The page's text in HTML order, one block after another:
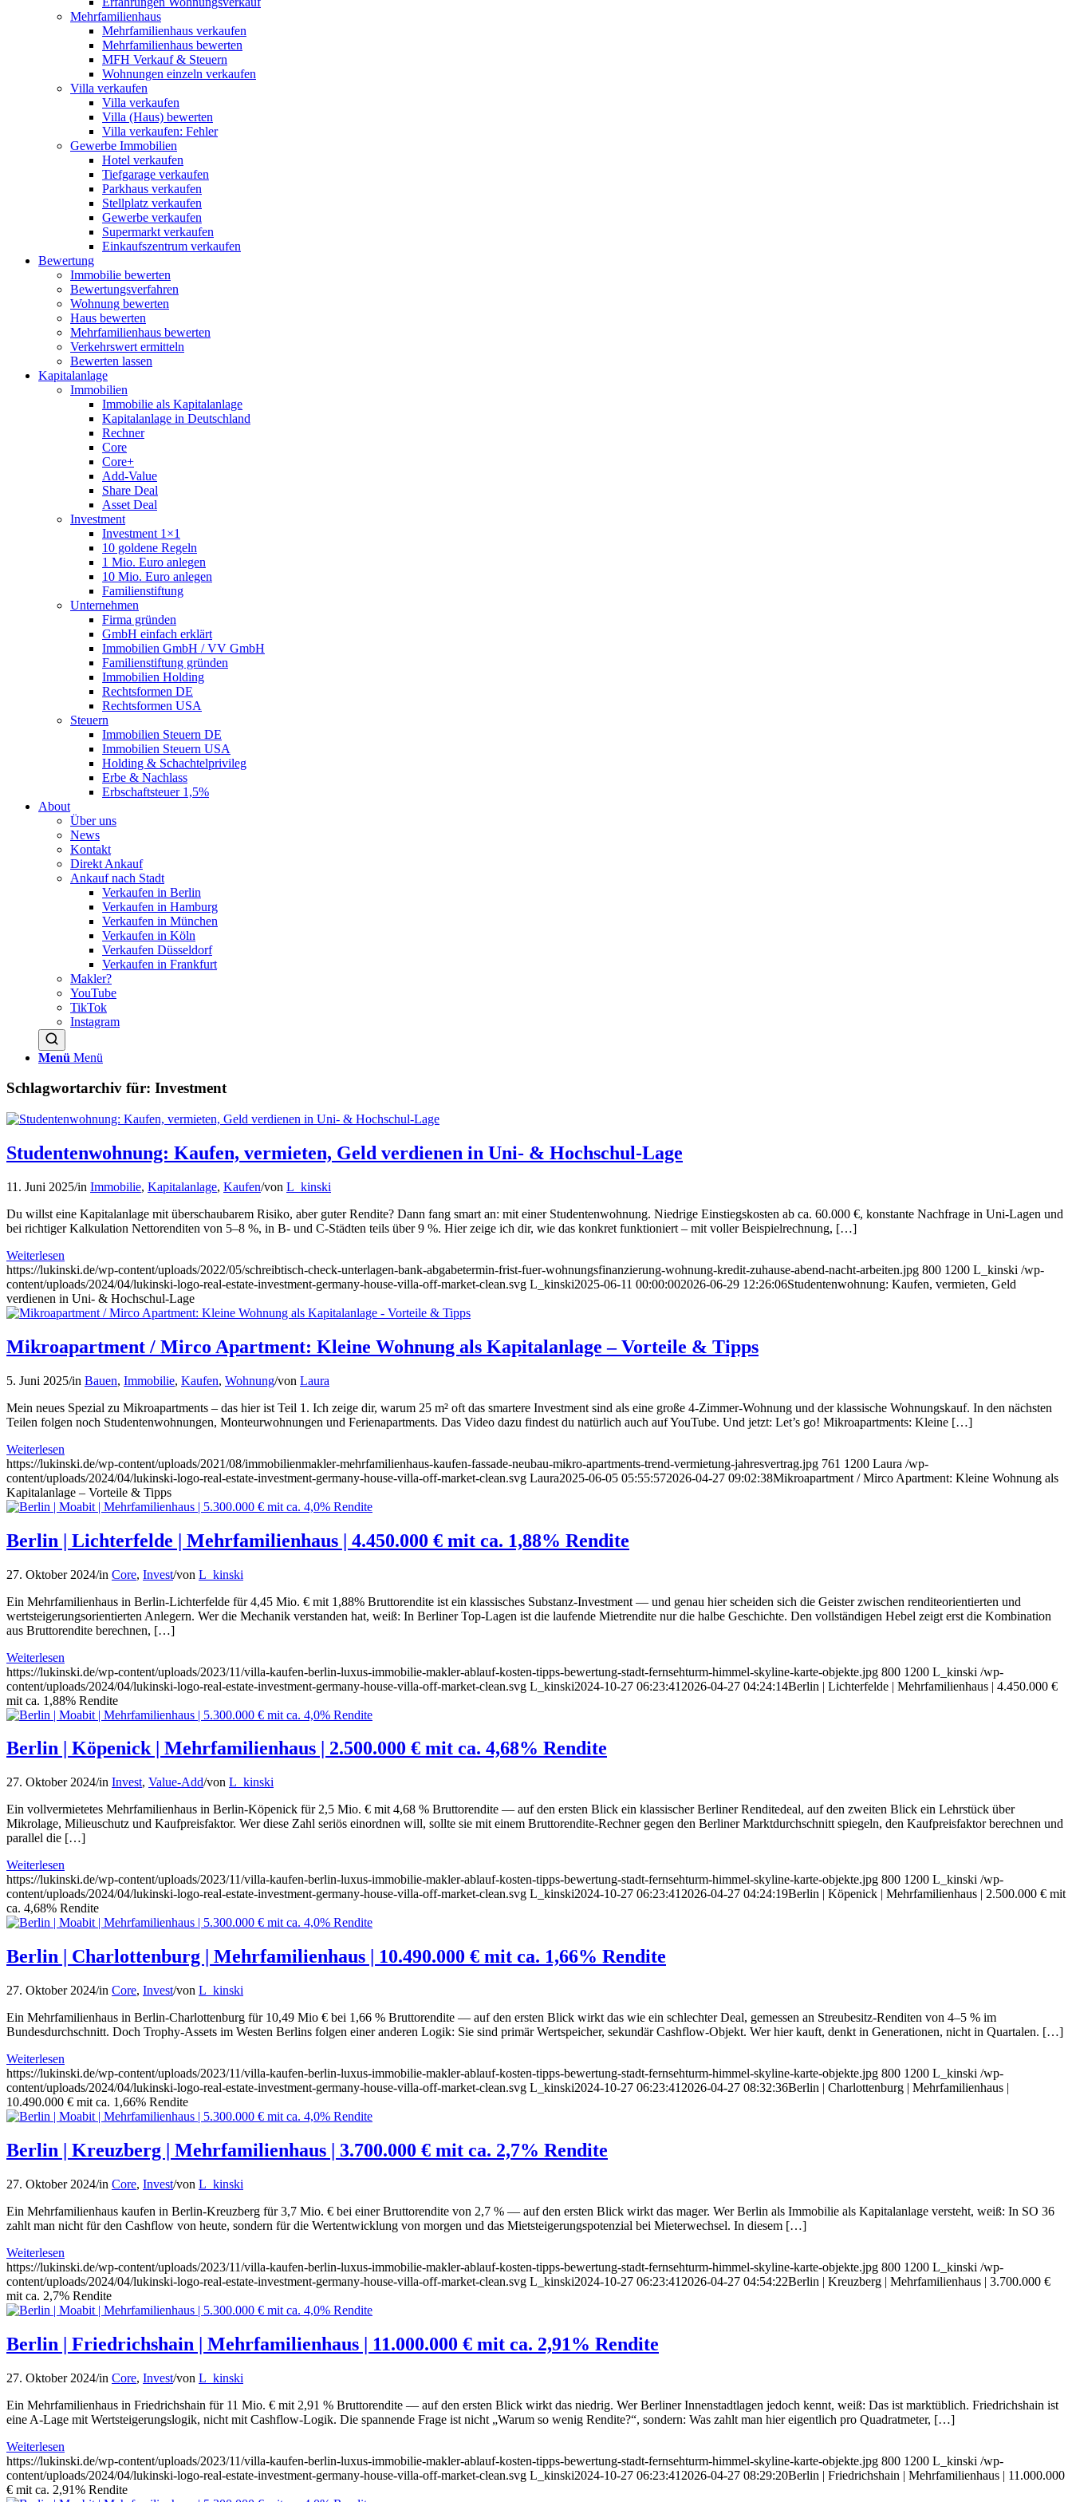
Mehrfamilienhaus
Mehrfamilienhaus verkaufen
Mehrfamilienhaus bewerten
MFH Verkauf & Steuern
Wohnungen einzeln verkaufen
Villa verkaufen
Villa verkaufen
Villa (Haus) bewerten
Villa verkaufen: Fehler
Gewerbe Immobilien
Hotel verkaufen
Tiefgarage verkaufen
Parkhaus verkaufen
Stellplatz verkaufen
Gewerbe verkaufen
Supermarkt verkaufen
Einkaufszentrum verkaufen
Bewertung
Immobilie bewerten
Bewertungsverfahren
Wohnung bewerten
Haus bewerten
Mehrfamilienhaus bewerten
Verkehrswert ermitteln
Bewerten lassen
Kapitalanlage
Immobilien
Immobilie als Kapitalanlage
Kapitalanlage in Deutschland
Rechner
Core
Core+
Add-Value
Share Deal
Asset Deal
Investment
Investment 1×1
10 goldene Regeln
1 Mio. Euro anlegen
10 Mio. Euro anlegen
Familienstiftung
Unternehmen
Firma gründen
GmbH einfach erklärt
Immobilien GmbH / VV GmbH
Familienstiftung gründen
Immobilien Holding
Rechtsformen DE
Rechtsformen USA
Steuern
Immobilien Steuern DE
Immobilien Steuern USA
Holding & Schachtelprivileg
Erbe & Nachlass
Erbschaftsteuer 1,5%
About
Über uns
News
Kontakt
Direkt Ankauf
Ankauf nach Stadt
Verkaufen in Berlin
Verkaufen in Hamburg
Verkaufen in München
Verkaufen in Köln
Verkaufen Düsseldorf
Verkaufen in Frankfurt
Makler?
YouTube
TikTok
Instagram
Menü Menü
Schlagwortarchiv für: Investment
Studentenwohnung: Kaufen, vermieten, Geld verdienen in Uni- & Hochschul-Lage
11. Juni 2025/in Immobilie, Kapitalanlage, Kaufen/von L_kinski
Du willst eine Kapitalanlage mit überschaubarem Risiko, aber guter Rendite? Dann fang smart an: mit einer Studentenwohnung. Niedrige Einstiegskosten ab ca. 60.000 €, konstante Nachfrage in Uni-Lagen und
bei richtiger Kalkulation Nettorenditen von 5–8 %, in B- und C-Städten teils über 9 %. Hier zeige ich dir, wie das konkret funktioniert – mit voller Beispielrechnung, […]
Weiterlesen
https://lukinski.de/wp-content/uploads/2022/05/schreibtisch-check-unterlagen-bank-abgabetermin-frist-fuer-wohnungsfinanzierung-wohnung-kredit-zuhause-abend-nacht-arbeiten.jpg 800 1200 L_kinski /wp-
content/uploads/2024/04/lukinski-logo-real-estate-investment-germany-house-villa-off-market-clean.svg L_kinski2025-06-11 00:00:002026-06-29 12:26:06Studentenwohnung: Kaufen, vermieten, Geld
verdienen in Uni- & Hochschul-Lage
Mikroapartment / Mirco Apartment: Kleine Wohnung als Kapitalanlage – Vorteile & Tipps
5. Juni 2025/in Bauen, Immobilie, Kaufen, Wohnung/von Laura
Mein neues Spezial zu Mikroapartments – das hier ist Teil 1. Ich zeige dir, warum 25 m² oft das smartere Investment sind als eine große 4-Zimmer-Wohnung und der klassische Wohnungskauf. In den nächsten
Teilen folgen noch Studentenwohnungen, Monteurwohnungen und Ferienapartments. Das Video dazu findest du natürlich auch auf YouTube. Und jetzt: Let’s go! Mikroapartments: Kleine […]
Weiterlesen
https://lukinski.de/wp-content/uploads/2021/08/immobilienmakler-mehrfamilienhaus-kaufen-fassade-neubau-mikro-apartments-trend-vermietung-jahresvertrag.jpg 761 1200 Laura /wp-
content/uploads/2024/04/lukinski-logo-real-estate-investment-germany-house-villa-off-market-clean.svg Laura2025-06-05 05:55:572026-04-27 09:02:38Mikroapartment / Mirco Apartment: Kleine Wohnung als
Kapitalanlage – Vorteile & Tipps
Berlin | Lichterfelde | Mehrfamilienhaus | 4.450.000 € mit ca. 1,88% Rendite
27. Oktober 2024/in Core, Invest/von L_kinski
Ein Mehrfamilienhaus in Berlin-Lichterfelde für 4,45 Mio. € mit 1,88% Bruttorendite ist ein klassisches Substanz-Investment — und genau hier scheiden sich die Geister zwischen renditeorientierten und
wertsteigerungsorientierten Anlegern. Wer die Mechanik verstanden hat, weiß: In Berliner Top-Lagen ist die laufende Mietrendite nur die halbe Geschichte. Den vollständigen Hebel zeigt erst die Kombination
aus Bruttorendite berechnen, […]
Weiterlesen
https://lukinski.de/wp-content/uploads/2023/11/villa-kaufen-berlin-luxus-immobilie-makler-ablauf-kosten-tipps-bewertung-stadt-fernsehturm-himmel-skyline-karte-objekte.jpg 800 1200 L_kinski /wp-
content/uploads/2024/04/lukinski-logo-real-estate-investment-germany-house-villa-off-market-clean.svg L_kinski2024-10-27 06:23:41 2026-04-27 04:24:14Berlin | Lichterfelde | Mehrfamilienhaus | 4.450.000 €
mit ca. 1,88% Rendite
Berlin | Köpenick | Mehrfamilienhaus | 2.500.000 € mit ca. 4,68% Rendite
27. Oktober 2024/in Invest, Value-Add/von L_kinski
Ein vollvermietetes Mehrfamilienhaus in Berlin-Köpenick für 2,5 Mio. € mit 4,68 % Bruttorendite — auf den ersten Blick ein klassischer Berliner Renditedeal, auf den zweiten Blick ein Lehrstück über
Mikrolage, Milieuschutz und Kaufpreisfaktor. Wer diese Zahl seriös einordnen will, sollte sie mit einem Bruttorendite-Rechner gegen den Berliner Marktdurchschnitt spiegeln, den Kaufpreisfaktor berechnen und
parallel die […]
Weiterlesen
https://lukinski.de/wp-content/uploads/2023/11/villa-kaufen-berlin-luxus-immobilie-makler-ablauf-kosten-tipps-bewertung-stadt-fernsehturm-himmel-skyline-karte-objekte.jpg 800 1200 L_kinski /wp-
content/uploads/2024/04/lukinski-logo-real-estate-investment-germany-house-villa-off-market-clean.svg L_kinski2024-10-27 06:23:41 2026-04-27 04:24:19Berlin | Köpenick | Mehrfamilienhaus | 2.500.000 € mit
ca. 4,68% Rendite
Berlin | Charlottenburg | Mehrfamilienhaus | 10.490.000 € mit ca. 1,66% Rendite
27. Oktober 2024/in Core, Invest/von L_kinski
Ein Mehrfamilienhaus in Berlin-Charlottenburg für 10,49 Mio € bei 1,66 % Bruttorendite — auf den ersten Blick wirkt das wie ein schlechter Deal, gemessen an Streubesitz-Renditen von 4–5 % im
Bundesdurchschnitt. Doch Trophy-Assets im Westen Berlins folgen einer anderen Logik: Sie sind primär Wertspeicher, sekundär Cashflow-Objekt. Wer hier kauft, denkt in Generationen, nicht in Quartalen. […]
Weiterlesen
https://lukinski.de/wp-content/uploads/2023/11/villa-kaufen-berlin-luxus-immobilie-makler-ablauf-kosten-tipps-bewertung-stadt-fernsehturm-himmel-skyline-karte-objekte.jpg 800 1200 L_kinski /wp-
content/uploads/2024/04/lukinski-logo-real-estate-investment-germany-house-villa-off-market-clean.svg L_kinski2024-10-27 06:23:41 2026-04-27 08:32:36Berlin | Charlottenburg | Mehrfamilienhaus |
10.490.000 € mit ca. 1,66% Rendite
Berlin | Kreuzberg | Mehrfamilienhaus | 3.700.000 € mit ca. 2,7% Rendite
27. Oktober 2024/in Core, Invest/von L_kinski
Ein Mehrfamilienhaus kaufen in Berlin-Kreuzberg für 3,7 Mio. € bei einer Bruttorendite von 2,7 % — auf den ersten Blick wirkt das mager. Wer Berlin als Immobilie als Kapitalanlage versteht, weiß: In SO 36
zahlt man nicht für den Cashflow von heute, sondern für die Wertentwicklung von morgen und das Mietsteigerungspotenzial bei Mieterwechsel. In diesem […]
Weiterlesen
https://lukinski.de/wp-content/uploads/2023/11/villa-kaufen-berlin-luxus-immobilie-makler-ablauf-kosten-tipps-bewertung-stadt-fernsehturm-himmel-skyline-karte-objekte.jpg 800 1200 L_kinski /wp-
content/uploads/2024/04/lukinski-logo-real-estate-investment-germany-house-villa-off-market-clean.svg L_kinski2024-10-27 06:23:41 2026-04-27 04:54:22Berlin | Kreuzberg | Mehrfamilienhaus | 3.700.000 €
mit ca. 2,7% Rendite
Berlin | Friedrichshain | Mehrfamilienhaus | 11.000.000 € mit ca. 2,91% Rendite
27. Oktober 2024/in Core, Invest/von L_kinski
Ein Mehrfamilienhaus in Friedrichshain für 11 Mio. € mit 2,91 % Bruttorendite — auf den ersten Blick wirkt das niedrig. Wer Berliner Innenstadtlagen jedoch kennt, weiß: Das ist marktüblich. Friedrichshain ist
eine A-Lage mit Wertsteigerungslogik, nicht mit Cashflow-Logik. Die spannende Frage ist nicht „Warum so wenig Rendite?“, sondern: Was zahlt man hier eigentlich pro Quadratmeter, […]
Weiterlesen
https://lukinski.de/wp-content/uploads/2023/11/villa-kaufen-berlin-luxus-immobilie-makler-ablauf-kosten-tipps-bewertung-stadt-fernsehturm-himmel-skyline-karte-objekte.jpg 800 1200 L_kinski /wp-
content/uploads/2024/04/lukinski-logo-real-estate-investment-germany-house-villa-off-market-clean.svg L_kinski2024-10-27 06:23:41 2026-04-27 08:29:20Berlin | Friedrichshain | Mehrfamilienhaus | 11.000.000
€ mit ca. 2,91% Rendite